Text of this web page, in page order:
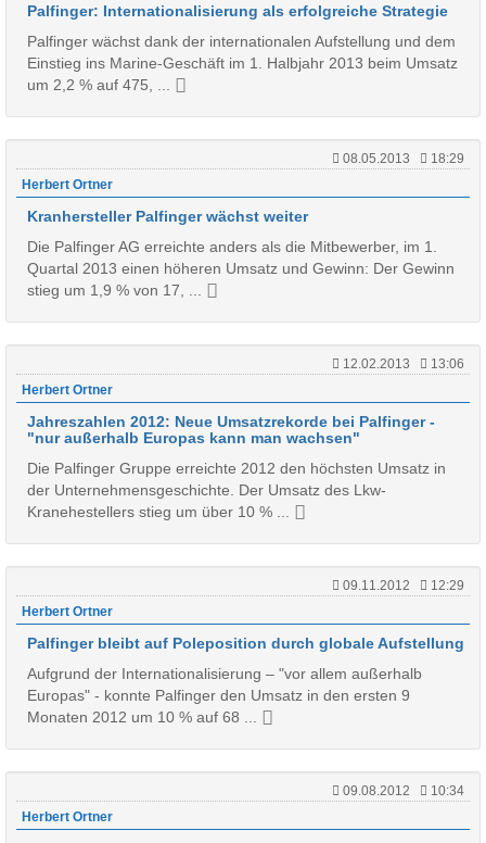
Palfinger: Internationalisierung als erfolgreiche Strategie
Palfinger wächst dank der internationalen Aufstellung und dem
Einstieg ins Marine-Geschäft im 1. Halbjahr 2013 beim Umsatz
um 2,2 % auf 475, ...
08.05.2013
18:29
Herbert Ortner
Kranhersteller Palfinger wächst weiter
Die Palfinger AG erreichte anders als die Mitbewerber, im 1.
Quartal 2013 einen höheren Umsatz und Gewinn: Der Gewinn
stieg um 1,9 % von 17, ...
12.02.2013
13:06
Herbert Ortner
Jahreszahlen 2012: Neue Umsatzrekorde bei Palfinger -
"nur außerhalb Europas kann man wachsen"
Die Palfinger Gruppe erreichte 2012 den höchsten Umsatz in
der Unternehmensgeschichte. Der Umsatz des Lkw-
Kranehestellers stieg um über 10 % ...
09.11.2012
12:29
Herbert Ortner
Palfinger bleibt auf Poleposition durch globale Aufstellung
Aufgrund der Internationalisierung – "vor allem außerhalb
Europas" - konnte Palfinger den Umsatz in den ersten 9
Monaten 2012 um 10 % auf 68 ...
09.08.2012
10:34
Herbert Ortner